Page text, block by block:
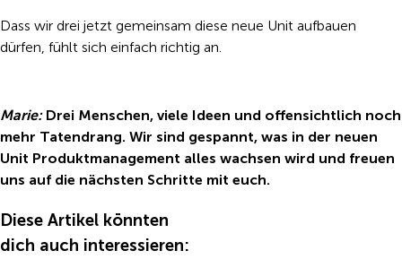
Dass wir drei jetzt gemeinsam diese neue Unit aufbauen
dürfen, fühlt sich einfach richtig an.
Marie: Drei Menschen, viele Ideen und offensichtlich noch
mehr Tatendrang. Wir sind gespannt, was in der neuen
Unit Produktmanagement alles wachsen wird und freuen
uns auf die nächsten Schritte mit euch.
Diese Artikel könnten
dich auch interessieren: